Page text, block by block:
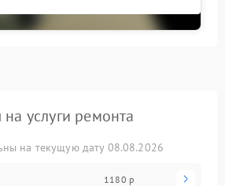
услуги ремонта
на текущую дату 08.08.2026
1180 р